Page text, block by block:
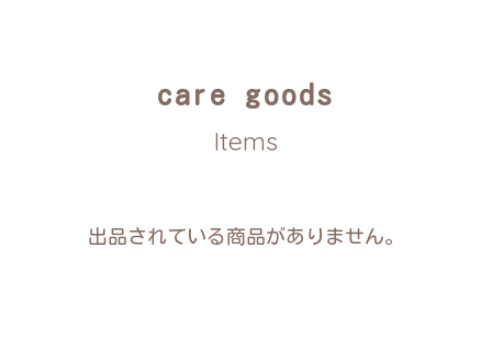
care goods
Items
出品されている商品がありません。